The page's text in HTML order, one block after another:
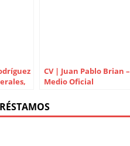
CV | Juan Pablo Brian –
Medio Oficial
de Maquinaria